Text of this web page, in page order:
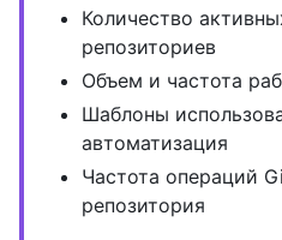
Количество
репозиториев
Объем и частота
Шаблоны
автоматизация
Частота операций
репозитория